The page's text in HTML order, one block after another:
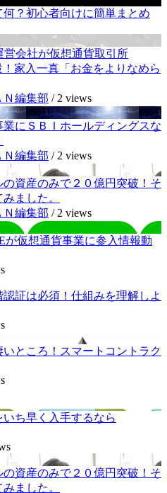
？初心者向けに簡単まとめ
営会社が仮想通貨取引所
！家入一真「お金をよりなめら
Ｎ編集部 / 2 views
にＳＢＩホールディングスな
Ｎ編集部 / 2 views
資産のみで２０億円突破！そ
ました。
Ｎ編集部 / 2 views
が仮想通貨事業に参入情報動
証は必須！仕組みを理解しよ
ところ！スマートコントラク
ち早く入手するなら
資産のみで２０億円突破！そ
ました。